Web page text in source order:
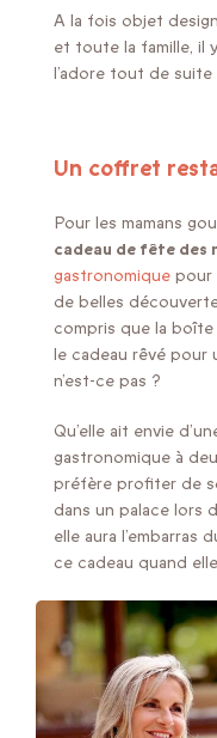
A la fois objet
et toute la famille, il
l’adore tout de suite
Un coffret
Pour les mamans
cadeau de fête des
gastronomique pour
de belles
compris que la
le cadeau rêvé pour
n’est-ce pas ?
Qu’elle ait envie
gastronomique à
préfère profiter de
dans un palace lors
elle aura l’embarras
ce cadeau quand